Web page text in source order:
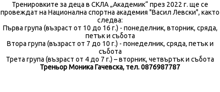
Тренировките за деца в СКЛА „Академик“ през 2022 г. ще се
провеждат на Национална спортна академия "Васил Левски", както
следва:
Първа група (възраст от 10 до 16 г.) - понеделник, вторник, сряда,
петък и събота
Втора група (възраст от 7 до 10 г.) - понеделник, сряда, петък и
събота
Трета група (възраст от 4 до 7 г.) – вторник, четвъртък и събота
Треньор Моника Гачевска, тел. 0876987787